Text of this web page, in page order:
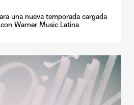
una nueva temporada cargada
Warner Music Latina